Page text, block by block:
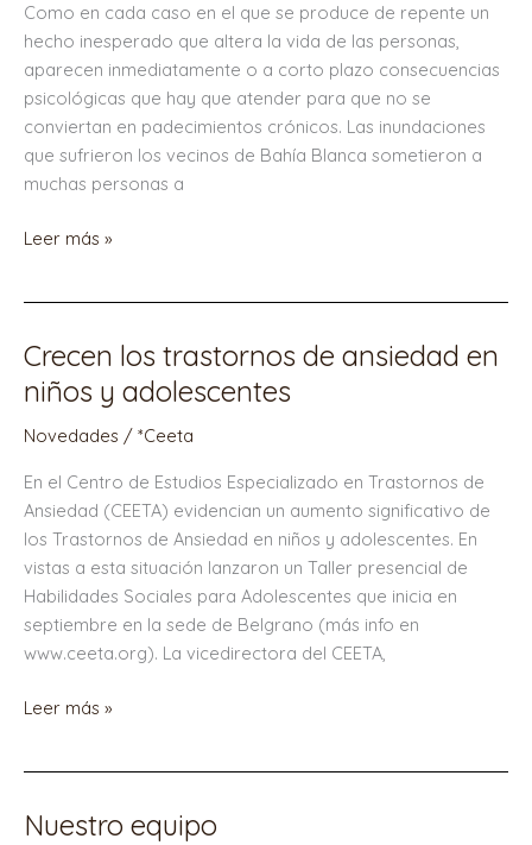
Como en cada caso en el que se produce de repente un
hecho inesperado que altera la vida de las personas,
aparecen inmediatamente o a corto plazo consecuencias
psicológicas que hay que atender para que no se
conviertan en padecimientos crónicos. Las inundaciones
que sufrieron los vecinos de Bahía Blanca sometieron a
muchas personas a
inundaciones
en
Bahía
Blanca
Leer más »
Crecen los trastornos de ansiedad en
niños y adolescentes
Novedades / *Ceeta
En el Centro de Estudios Especializado en Trastornos de
Ansiedad (CEETA) evidencian un aumento significativo de
los Trastornos de Ansiedad en niños y adolescentes. En
vistas a esta situación lanzaron un Taller presencial de
Habilidades Sociales para Adolescentes que inicia en
septiembre en la sede de Belgrano (más info en
www.ceeta.org). La vicedirectora del CEETA,
Crecen
los
trastornos
de
en
niños
y
adolescentes
Leer más »
Nuestro equipo
Nuestro